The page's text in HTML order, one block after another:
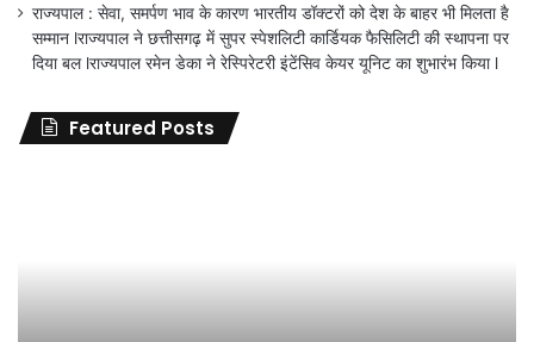
राज्यपाल : सेवा, समर्पण भाव के कारण भारतीय डॉक्टरों को देश के बाहर भी मिलता है
सम्मान lराज्यपाल ने छत्तीसगढ़ में सुपर स्पेशलिटी कार्डियक फैसिलिटी की स्थापना पर
दिया बल lराज्यपाल रमेन डेका ने रेस्पिरेटरी इंटेंसिव केयर यूनिट का शुभारंभ किया l
Featured Posts